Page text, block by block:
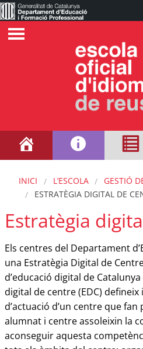
INICI L’ESCOLA
GESTIÓ
ESTRATÈGIA DIGITAL DE
Estratègia
Els centres del Departament
una Estratègia Digital de
d’educació digital de Catalunya
digital de centre (EDC)
d’actuació d’un centre que
alumnat i centre assoleixin la
aconseguir aquesta